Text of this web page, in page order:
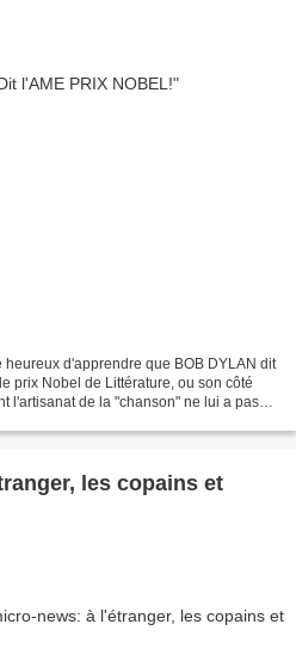
d'apprendre que BOB DYLAN dit
prix Nobel de Littérature, ou son côté
l'artisanat de la "chanson" ne lui a pas
les copains et